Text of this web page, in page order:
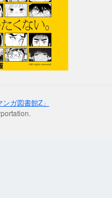
ガ図書館Z」